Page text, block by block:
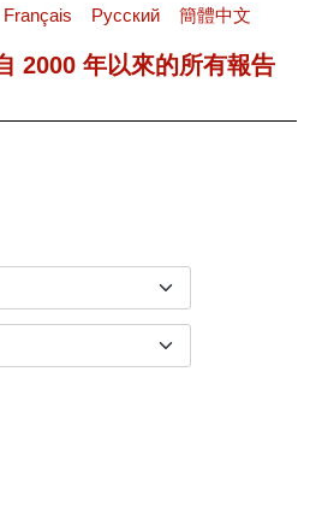
Français Pусский 簡體中文
2000 年以來的所有報告